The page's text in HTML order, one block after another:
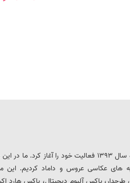
آدونیس، در آبان ماه سال 1393 فعالیت خود را آغاز
های عکاسی عروس و داماد کردیم.